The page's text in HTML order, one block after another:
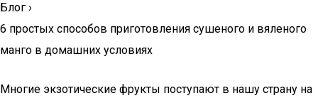
Блог ›
6 простых способов приготовления сушеного и вяленого
манго в домашних условиях
Многие экзотические фрукты поступают в нашу страну на